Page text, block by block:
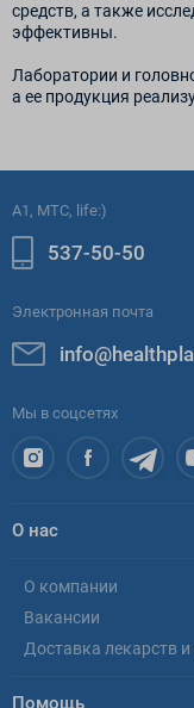
средств, а также
эффективны.
Лаборатории и
а ее продукция
A1, МТС, life:)
537-50-50
Электронная почта
Мы в соцсетях
О нас
О компании
Вакансии
Доставка лекарств
Помощь